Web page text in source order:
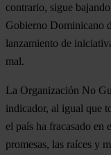
contrario, sigue
Gobierno Dominicano
lanzamiento de
mal.
La Organización No
indicador, al igual que
el país ha fracasado en
promesas, las raíces y